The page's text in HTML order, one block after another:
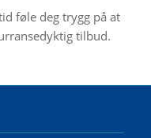
føle deg trygg på at
tilbud.